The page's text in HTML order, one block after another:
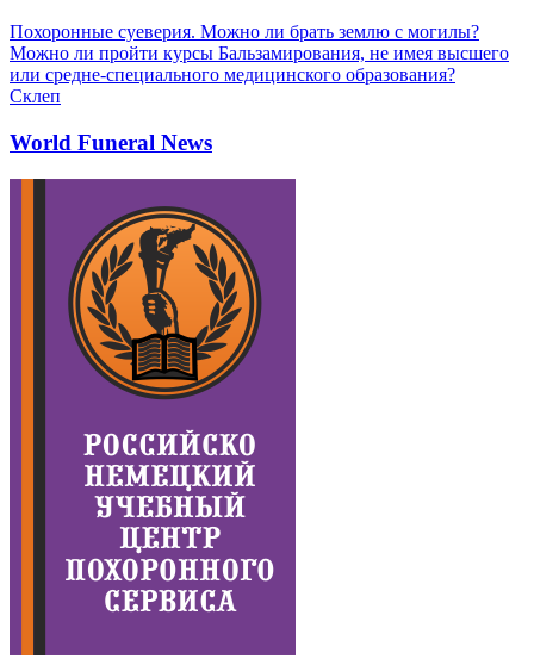
Похоронные суеверия. Можно ли брать землю с могилы?
Можно ли пройти курсы Бальзамирования, не имея высшего
или средне-специального медицинского образования?
Склеп
World Funeral News